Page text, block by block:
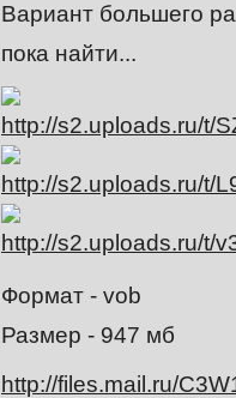
Вариант большего
пока найти...
Формат - vob
Размер - 947 мб
http://files.mail.ru/